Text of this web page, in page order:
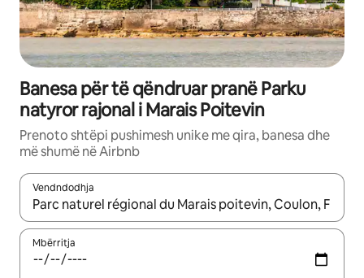
Banesa për të qëndruar pranë Parku
natyror rajonal i Marais Poitevin
Prenoto shtëpi pushimesh unike me qira, banesa dhe
më shumë në Airbnb
Vendndodhja
Kur rezultatet të jenë të disponueshme, lëviz me butonat e
Mbërritja